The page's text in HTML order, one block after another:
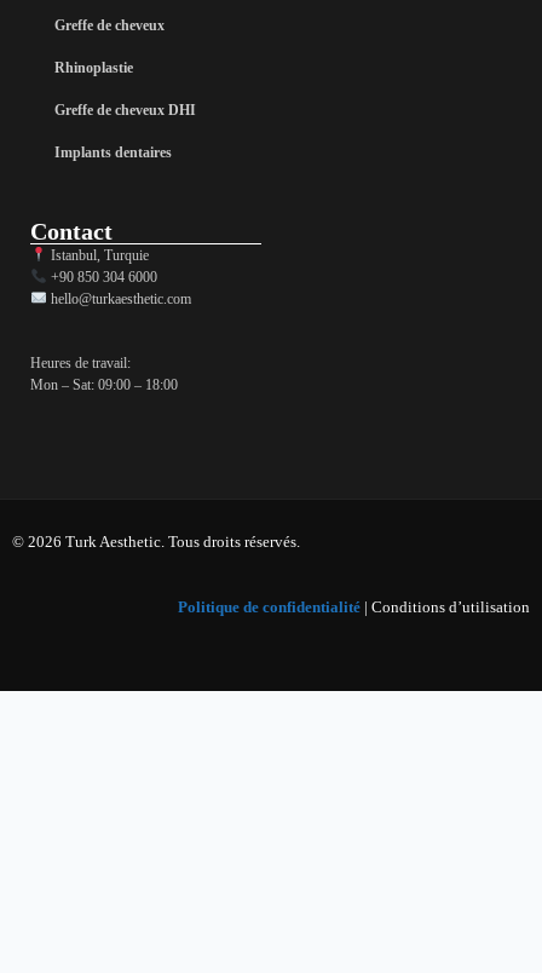
Greffe de cheveux
Rhinoplastie
Greffe de cheveux DHI
Implants dentaires
Contact
Istanbul, Turquie
+90 850 304 6000
hello@turkaesthetic.com
Heures de travail:
Mon – Sat: 09:00 – 18:00
© 2026 Turk Aesthetic. Tous droits réservés.
Politique de confidentialité | Conditions d’utilisation